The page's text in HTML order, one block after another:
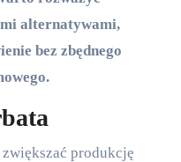
alternatywami,
bez zbędnego
produkcję